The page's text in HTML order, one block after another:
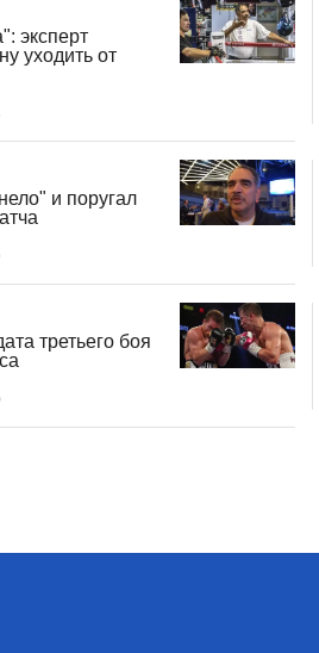
эксперт
уходить от
и поругал
третьего боя